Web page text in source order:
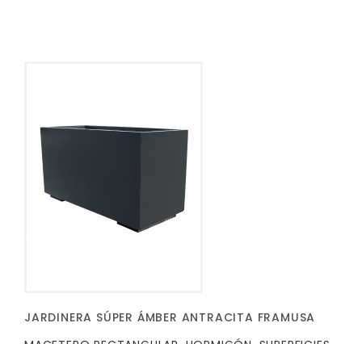
JARDINERA SÚPER ÁMBER ANTRACITA FRAMUSA